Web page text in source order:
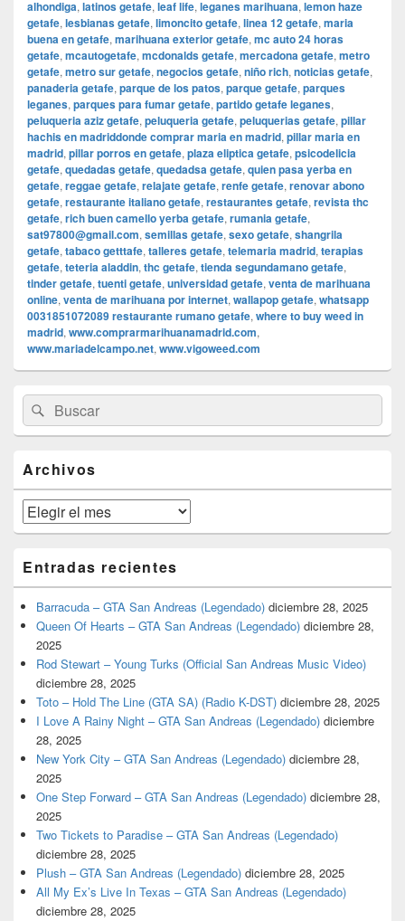
alhondiga, latinos getafe, leaf life, leganes marihuana, lemon haze
getafe, lesbianas getafe, limoncito getafe, linea 12 getafe, maria
buena en getafe, marihuana exterior getafe, mc auto 24 horas
getafe, mcautogetafe, mcdonalds getafe, mercadona getafe, metro
getafe, metro sur getafe, negocios getafe, niño rich, noticias getafe,
panaderia getafe, parque de los patos, parque getafe, parques
leganes, parques para fumar getafe, partido getafe leganes,
peluqueria aziz getafe, peluqueria getafe, peluquerias getafe, pillar
hachis en madriddonde comprar maria en madrid, pillar maria en
madrid, pillar porros en getafe, plaza eliptica getafe, psicodelicia
getafe, quedadas getafe, quedadsa getafe, quien pasa yerba en
getafe, reggae getafe, relajate getafe, renfe getafe, renovar abono
getafe, restaurante italiano getafe, restaurantes getafe, revista thc
getafe, rich buen camello yerba getafe, rumania getafe,
sat97800@gmail.com, semillas getafe, sexo getafe, shangrila
getafe, tabaco getttafe, talleres getafe, telemaria madrid, terapias
getafe, teteria aladdin, thc getafe, tienda segundamano getafe,
tinder getafe, tuenti getafe, universidad getafe, venta de marihuana
online, venta de marihuana por internet, wallapop getafe, whatsapp
0031851072089 restaurante rumano getafe, where to buy weed in
madrid, www.comprarmarihuanamadrid.com,
www.mariadelcampo.net, www.vigoweed.com
área
de
widget
lateral
primaria
Buscar
por:
Buscar
Archivos
Archivos
Entradas recientes
Barracuda – GTA San Andreas (Legendado) diciembre 28, 2025
Queen Of Hearts – GTA San Andreas (Legendado) diciembre 28,
2025
Rod Stewart – Young Turks (Official San Andreas Music Video)
diciembre 28, 2025
Toto – Hold The Line (GTA SA) (Radio K-DST) diciembre 28, 2025
I Love A Rainy Night – GTA San Andreas (Legendado) diciembre
28, 2025
New York City – GTA San Andreas (Legendado) diciembre 28,
2025
One Step Forward – GTA San Andreas (Legendado) diciembre 28,
2025
Two Tickets to Paradise – GTA San Andreas (Legendado)
diciembre 28, 2025
Plush – GTA San Andreas (Legendado) diciembre 28, 2025
All My Ex’s Live In Texas – GTA San Andreas (Legendado)
diciembre 28, 2025